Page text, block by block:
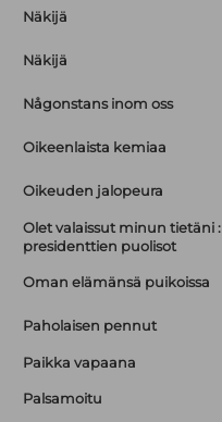
Näkijä
Näkijä
Någonstans inom oss
Oikeenlaista kemiaa
Oikeuden jalopeura
Olet valaissut minun tietäni :
presidenttien puolisot
Oman elämänsä puikoissa
Paholaisen pennut
Paikka vapaana
Palsamoitu